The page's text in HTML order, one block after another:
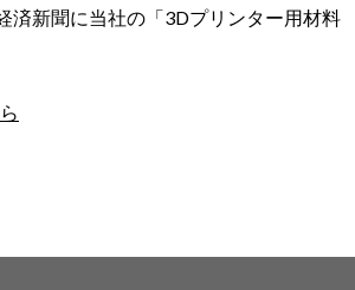
済新聞に当社の「3Dプリンター用材